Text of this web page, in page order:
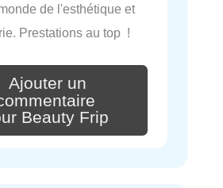
de l'esthétique et
Prestations au top !
Ajouter un
Beauty Frip